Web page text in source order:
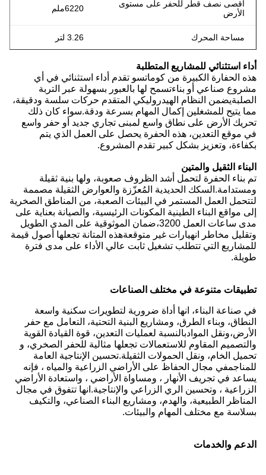
أقصى نصف قطر للحفر على مستوى
الأرض
6220ملم
مساحة المحرك 3.26 لتر
أداء استثنائي للمشاريع المتطلبة
هذه الحفارة الكبيرة من كوماتسو تقدم أداء استثنائي في أي
مشروع صناعي أو بناءتسمح لها بالعبور بسهولة عبر التربة
الصلبةيضمن النظام الهيدروليكي المتقدم حركات سلسة ودقيقة،
مما يتيح للمشغلين إكمال المهام بسرعة ودقة.سواء كان ذلك
تحريك الأرض على نطاق واسع لمبنى تجاري جديد أو حفر واسع
في موقع التعدين، هذه الحفرة يحصل على العمل الذي يتم
بكفاءة، وتعزيز بشكل كبير تقدم المشروع.
البناء الثقيل والمتين
تم بناء الحفرة لتحمل أشد الظروف صعوبة، ولها بنية ثقيلة
ومستدامة.السكك الحديدية المُعزّزة والعوارض الثقيلة مصممة
لتتحمل العمل المستمر في البيئات الصعبة، من المناطق الصخرية
إلى مواقع البناء الطينية المكونات الرئيسية، والصيانة بعناية على
مدى ساعات العمل 3200،ضمان الموثوقية على المدى الطويل
وتقليل مخاطر انهيارات غير متوقعةهذه المتانة تجعلها أصول قيمة
للمشاريع التي تتطلب تشغيل ثابت عالي الأداء على مدى فترة
طويلة.
تطبيقات متنوعة في مختلف الصناعات
في صناعة البناء، انها أداة ضرورية لتطويرات سكنية واسعة
النطاق، وبناء الطرق، ومشاريع البنية التحتية، التعامل مع حفر
الأرض،ونقل الموادبالنسبة لعمليات التعدين، قوة القيادة القوية
والتصميم المقاوم للاستعمالات تجعلها مثالية للحفر الصخري، و
تحميل الخام، ونقل الحمولات الثقيلة.تحسين الإنتاجية العامة
للمناجمفي مجال الحفاظ على الأراضي الزراعية والمياه ، فإنه
يساعد في تجريف الأنهار ، ومساواة الأراضي ، واستعادة الأراضي
الزراعية ، وتحسين الري الزراعي والإنتاجية.انها تتفوق في مجال
المناظر الطبيعية، والهدم، ومشاريع البناء الصناعي، والتكيف
بسلاسة مع مختلف المهام والبيئات.
الدعم والخدمات